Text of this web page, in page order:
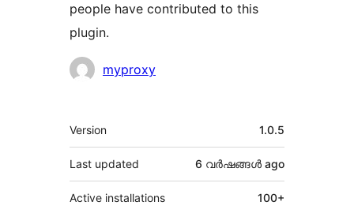
people have contributed to this
plugin.
Contributors
myproxy
Meta
Version 1.0.5
Last updated 6 വര്‍ഷങ്ങള്‍ ago
Active installations 100+